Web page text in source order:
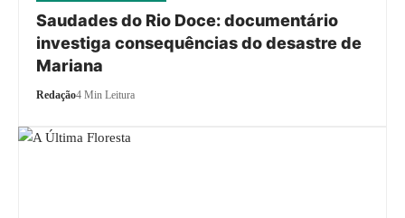
Saudades do Rio Doce: documentário
investiga consequências do desastre de
Mariana
Redação4 Min Leitura